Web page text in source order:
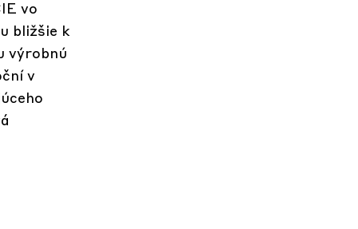
vo
bližšie k
výrobnú
v